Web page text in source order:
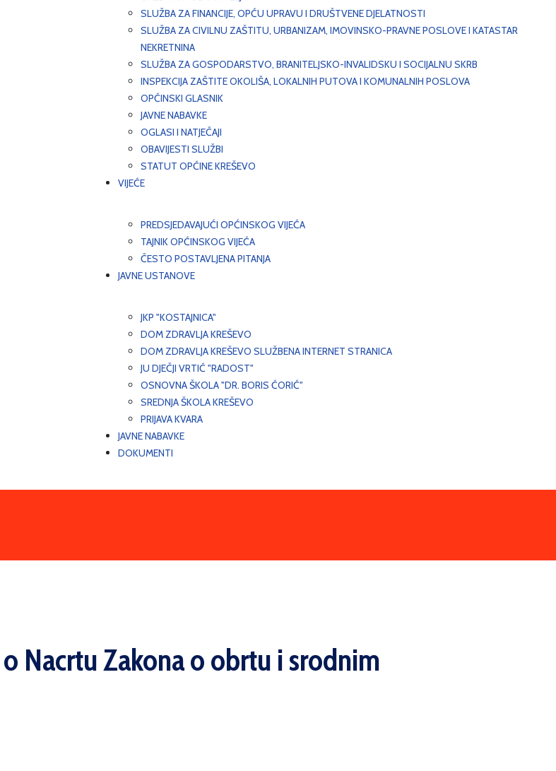
SLUŽBA ZA FINANCIJE, OPĆU UPRAVU I DRUŠTVENE DJELATNOSTI
SLUŽBA ZA CIVILNU ZAŠTITU, URBANIZAM, IMOVINSKO-PRAVNE POSLOVE I KATASTAR
NEKRETNINA
SLUŽBA ZA GOSPODARSTVO, BRANITELJSKO-INVALIDSKU I SOCIJALNU SKRB
INSPEKCIJA ZAŠTITE OKOLIŠA, LOKALNIH PUTOVA I KOMUNALNIH POSLOVA
OPĆINSKI GLASNIK
JAVNE NABAVKE
OGLASI I NATJEČAJI
OBAVIJESTI SLUŽBI
STATUT OPĆINE KREŠEVO
VIJEĆE
PREDSJEDAVAJUĆI OPĆINSKOG VIJEĆA
TAJNIK OPĆINSKOG VIJEĆA
ČESTO POSTAVLJENA PITANJA
JAVNE USTANOVE
JKP "KOSTAJNICA"
DOM ZDRAVLJA KREŠEVO
DOM ZDRAVLJA KREŠEVO SLUŽBENA INTERNET STRANICA
JU DJEČJI VRTIĆ "RADOST"
OSNOVNA ŠKOLA "DR. BORIS ĆORIĆ"
SREDNJA ŠKOLA KREŠEVO
PRIJAVA KVARA
JAVNE NABAVKE
DOKUMENTI
Nacrtu Zakona o obrtu i srodnim